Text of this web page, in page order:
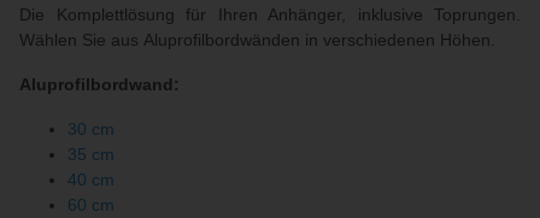
Die Komplettlösung für Ihren Anhänger, inklusive Toprungen.
Wählen Sie aus Aluprofilbordwänden in verschiedenen Höhen.
Aluprofilbordwand:
30 cm
35 cm
40 cm
60 cm